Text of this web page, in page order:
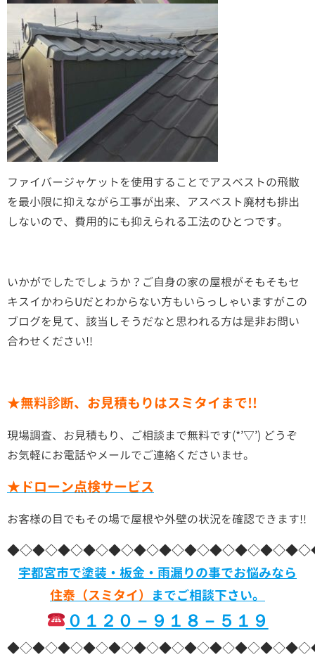
ファイバージャケットを使用することでアスベストの飛散
を最小限に抑えながら工事が出来、アスベスト廃材も排出
しないので、費用的にも抑えられる工法のひとつです。
いかがでしたでしょうか？ご自身の家の屋根がそもそもセ
キスイかわらUだとわからない方もいらっしゃいますがこの
ブログを見て、該当しそうだなと思われる方は是非お問い
合わせください!!
★無料診断、お見積もりはスミタイまで!!
現場調査、お見積もり、ご相談まで無料です(*’▽’) どうぞ
お気軽にお電話やメールでご連絡くださいませ。
★ドローン点検サービス
お客様の目でもその場で屋根や外壁の状況を確認できます!!
宇都宮市で塗装・板金・雨漏りの事でお悩みなら
住泰（スミタイ） までご相談下さい。
０１２０－９１８－５１９